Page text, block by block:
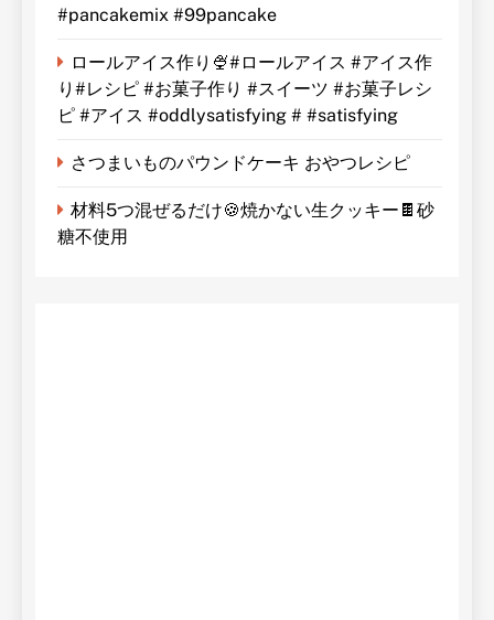
#pancakemix #99pancake
ロールアイス作り🍨#ロールアイス #アイス作
り#レシピ #お菓子作り #スイーツ #お菓子レシ
ピ #アイス #oddlysatisfying # #satisfying⁠
さつまいものパウンドケーキ おやつレシピ
材料5つ混ぜるだけ🍪焼かない生クッキー🍫砂
糖不使用